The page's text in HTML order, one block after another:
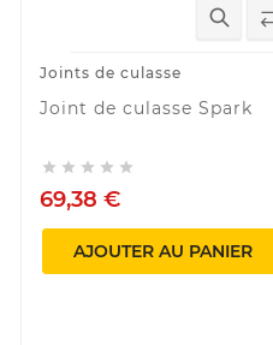
Joints de culasse
Joint de culasse Spark
    
69,38 €
AJOUTER AU PANIER